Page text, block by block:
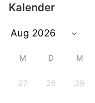
Kalender
M D M
27 28 29